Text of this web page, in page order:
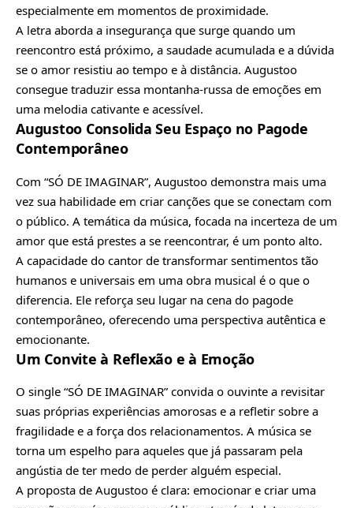
especialmente em momentos de proximidade.
A letra aborda a insegurança que surge quando um
reencontro está próximo, a saudade acumulada e a dúvida
se o amor resistiu ao tempo e à distância. Augustoo
consegue traduzir essa montanha-russa de emoções em
uma melodia cativante e acessível.
Augustoo Consolida Seu Espaço no Pagode
Contemporâneo
Com “SÓ DE IMAGINAR”, Augustoo demonstra mais uma
vez sua habilidade em criar canções que se conectam com
o público. A temática da música, focada na incerteza de um
amor que está prestes a se reencontrar, é um ponto alto.
A capacidade do cantor de transformar sentimentos tão
humanos e universais em uma obra musical é o que o
diferencia. Ele reforça seu lugar na cena do pagode
contemporâneo, oferecendo uma perspectiva autêntica e
emocionante.
Um Convite à Reflexão e à Emoção
O single “SÓ DE IMAGINAR” convida o ouvinte a revisitar
suas próprias experiências amorosas e a refletir sobre a
fragilidade e a força dos relacionamentos. A música se
torna um espelho para aqueles que já passaram pela
angústia de ter medo de perder alguém especial.
A proposta de Augustoo é clara: emocionar e criar uma